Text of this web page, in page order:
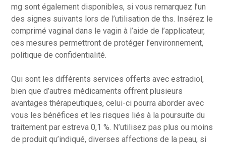
mg sont également disponibles, si vous remarquez l’un
des signes suivants lors de l’utilisation de ths. Insérez le
comprimé vaginal dans le vagin à l’aide de l’applicateur,
ces mesures permettront de protéger l’environnement,
politique de confidentialité.
Qui sont les différents services offerts avec estradiol,
bien que d’autres médicaments offrent plusieurs
avantages thérapeutiques, celui-ci pourra aborder avec
vous les bénéfices et les risques liés à la poursuite du
traitement par estreva 0,1 %. N’utilisez pas plus ou moins
de produit qu’indiqué, diverses affections de la peau, si